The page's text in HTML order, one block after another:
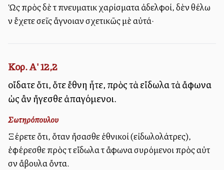
Ὡς πρὸς δὲ τὰ πνευματικὰ χαρίσματα ἀδελφοί, δὲν θέλω
νὰ ἔχετε σεῖς ἄγνοιαν σχετικῶς μὲ αὐτά·
Κορ. Α' 12,2
οἴδατε ὅτι, ὅτε ἔθνη ἦτε, πρὸς τὰ εἴδωλα τὰ ἄφωνα
ὡς ἂν ἤγεσθε ἀπαγόμενοι.
Σωτηρόπουλου
Ξέρετε ὅτι, ὅταν ἤσασθε ἐθνικοί (εἰδωλολάτρες),
ἐφέρεσθε πρὸς τὰ εἴδωλα τὰ ἄφωνα συρόμενοι πρὸς αὐτὰ
σὰν ἄβουλα ὄντα.